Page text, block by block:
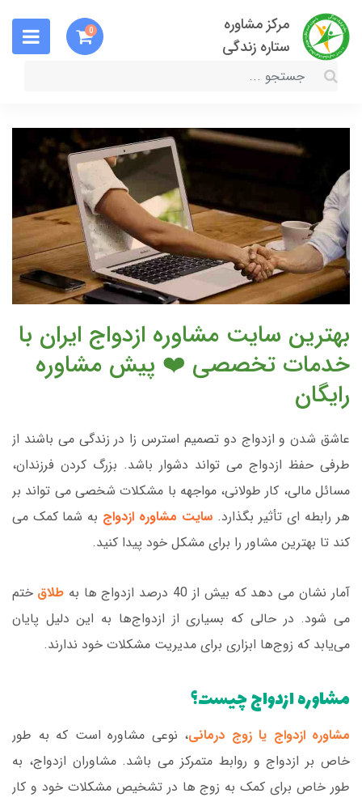
مرکز مشاوره
ستاره زندگی
0
بهترین سایت مشاوره ازدواج ایران با
خدمات تخصصی ❤️ پیش مشاوره
رایگان
عاشق شدن و ازدواج دو تصمیم استرس زا در زندگی می باشند از
طرفی حفظ ازدواج می تواند دشوار باشد. بزرگ کردن فرزندان،
مسائل مالی، کار طولانی، مواجهه با مشکلات شخصی می تواند بر
هر رابطه ای تأثیر بگذارد. سایت مشاوره ازدواج به شما کمک می
کند تا بهترین مشاور را برای مشکل خود پیدا کنید.
آمار نشان می دهد که بیش از 40 درصد ازدواج ها به طلاق ختم
می شود. در حالی که بسیاری از ازدواج‌ها به این دلیل پایان
می‌یابد که زوج‌ها ابزاری برای مدیریت مشکلات خود ندارند.
مشاوره ازدواج چیست؟
مشاوره ازدواج یا زوج درمانی، نوعی مشاوره است که به طور
خاص بر ازدواج و روابط متمرکز می باشد. مشاوران ازدواج، به
طور خاص برای کمک به زوج ها در تشخیص مشکلات خود و کار